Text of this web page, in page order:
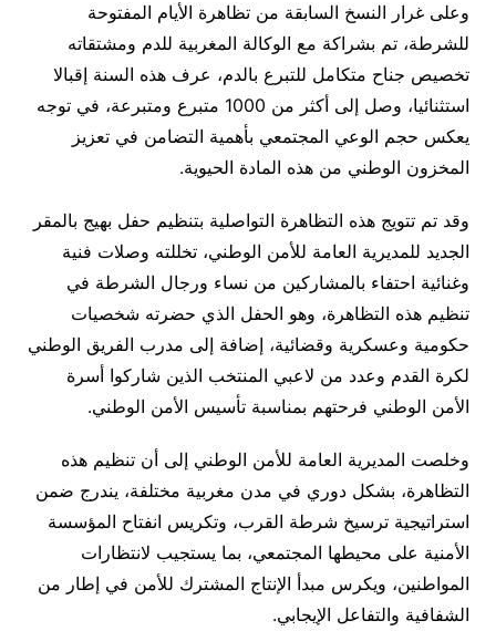
وعلى غرار النسخ السابقة من تظاهرة الأيام المفتوحة
للشرطة، تم بشراكة مع الوكالة المغربية للدم ومشتقاته
تخصيص جناح متكامل للتبرع بالدم، عرف هذه السنة إقبالا
استثنائيا، وصل إلى أكثر من 1000 متبرع ومتبرعة، في توجه
يعكس حجم الوعي المجتمعي بأهمية التضامن في تعزيز
المخزون الوطني من هذه المادة الحيوية.
وقد تم تتويج هذه التظاهرة التواصلية بتنظيم حفل بهيج بالمقر
الجديد للمديرية العامة للأمن الوطني، تخللته وصلات فنية
وغنائية احتفاء بالمشاركين من نساء ورجال الشرطة في
تنظيم هذه التظاهرة، وهو الحفل الذي حضرته شخصيات
حكومية وعسكرية وقضائية، إضافة إلى مدرب الفريق الوطني
لكرة القدم وعدد من لاعبي المنتخب الذين شاركوا أسرة
الأمن الوطني فرحتهم بمناسبة تأسيس الأمن الوطني.
وخلصت المديرية العامة للأمن الوطني إلى أن تنظيم هذه
التظاهرة، بشكل دوري في مدن مغربية مختلفة، يندرج ضمن
استراتيجية ترسيخ شرطة القرب، وتكريس انفتاح المؤسسة
الأمنية على محيطها المجتمعي، بما يستجيب لانتظارات
المواطنين، ويكرس مبدأ الإنتاج المشترك للأمن في إطار من
الشفافية والتفاعل الإيجابي.